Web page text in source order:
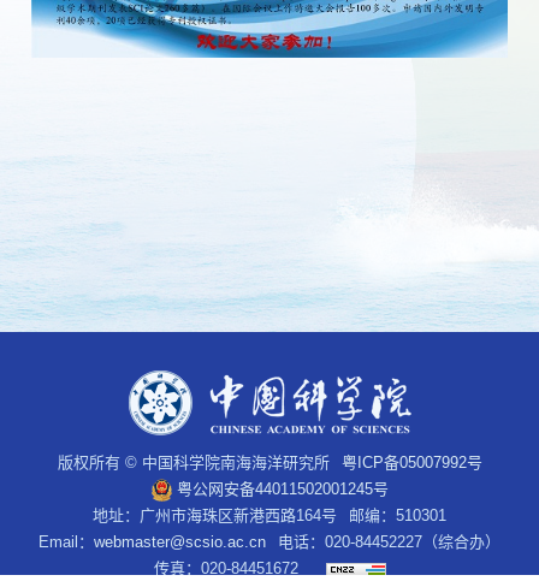
版权所有 © 中国科学院南海海洋研究所
粤ICP备05007992号
粤公网安备44011502001245号
地址：广州市海珠区新港西路164号
邮编：510301
Email： webmaster@scsio.ac.cn
电话：020-84452227（综合办）
传真：020-84451672